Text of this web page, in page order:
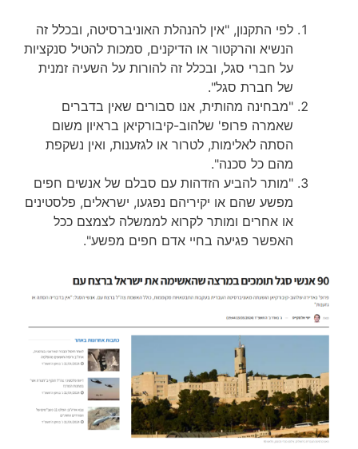
לפי התקנון, "אין להנהלת האוניברסיטה, ובכלל זה
הנשיא והרקטור או הדיקנים, סמכות להטיל סנקציות
על חברי סגל, ובכלל זה להורות על השעיה זמנית
של חברת סגל".
"מבחינה מהותית, אנו סבורים שאין בדברים
שאמרה פרופ' שלהוב-קיבורקיאן בראיון משום
הסתה לאלימות, לטרור או לגזענות, ואין נשקפת
מהם כל סכנה".
"מותר להביע הזדהות עם סבלם של אנשים חפים
מפשע שהם או יקיריהם נפגעו, ישראלים, פלסטינים
או אחרים ומותר לקרוא לממשלה לצמצם ככל
האפשר פגיעה בחיי אדם חפים מפשע".